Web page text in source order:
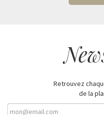
Retrouvez
de la